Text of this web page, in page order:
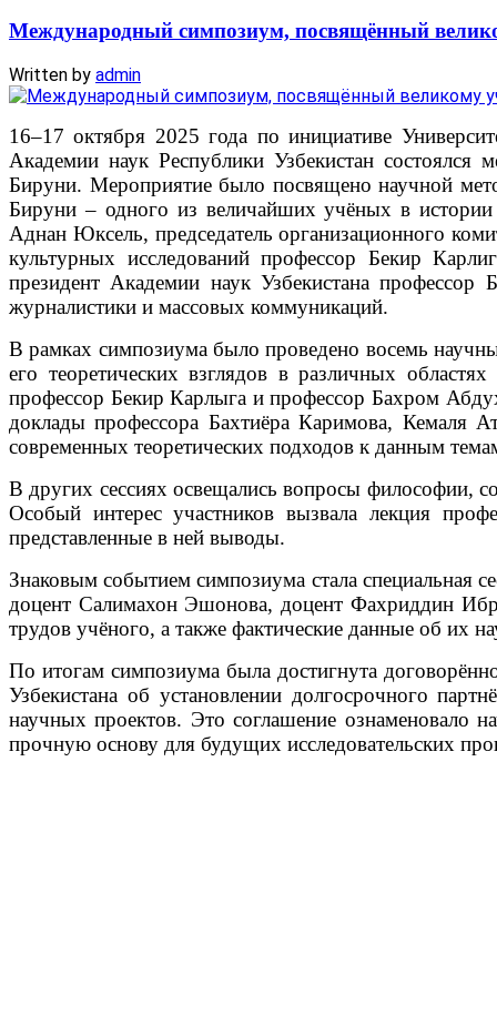
Международный симпозиум, посвящённый
Written by admin
16–17 октября 2025 года по инициативе
Академии наук Республики Узбекистан
Бируни. Мероприятие было посвящено научной
Бируни – одного из величайших учёных в истории
Аднан Юксель, председатель организационного
культурных исследований профессор Бекир
президент Академии наук Узбекистана
журналистики и массовых коммуникаций.
В рамках симпозиума было проведено восемь
его теоретических взглядов в различных
профессор Бекир Карлыга и профессор Бахром
доклады профессора Бахтиёра Каримова, Кемаля
современных теоретических подходов к данным
В других сессиях освещались вопросы философии,
Особый интерес участников вызвала лекция
представленные в ней выводы.
Знаковым событием симпозиума стала специальная
доцент Салимахон Эшонова, доцент Фахриддин
трудов учёного, а также фактические данные об их
По итогам симпозиума была достигнута
Узбекистана об установлении долгосрочного
научных проектов. Это соглашение ознаменовало
прочную основу для будущих исследовательских